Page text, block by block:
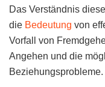
Das Verständnis
die Bedeutung von
Vorfall von
Angehen und die
Beziehungsprobleme.